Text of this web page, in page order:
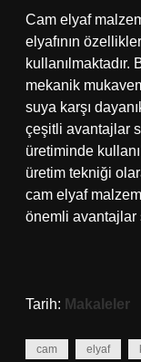
Cam elyaf
elyafının
mekanik
suya karşı
çeşitli avantajlar
üretiminde
üretim tekniği
cam elyaf
önemli avantajlar
Tarih: Makaleler
cam elyaf